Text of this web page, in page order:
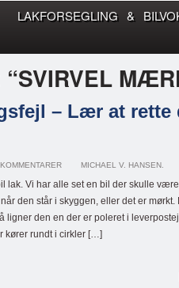
LAKFORSEGLING &
“SVIRVEL
– Lær at rette
MICHAEL V. HANSEN.
lak. Vi har alle set en bil der skulle
den står i skyggen, eller det er mørkt.
ligner den en der er poleret i
kører rundt i cirkler […]